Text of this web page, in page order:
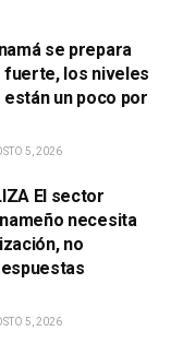
se prepara
fuerte, los niveles
un poco por
5, 2026
El sector
necesita
no
5, 2026